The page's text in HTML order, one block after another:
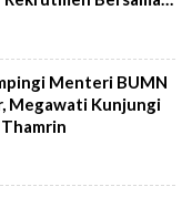
Menteri BUMN
Megawati Kunjungi